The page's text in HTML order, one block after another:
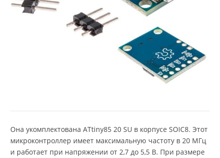
Она укомплектована ATtiny85 20 SU в корпусе SOIC8. Этот
микроконтроллер имеет максимальную частоту в 20 МГц
и работает при напряжении от 2,7 до 5,5 В. При размере